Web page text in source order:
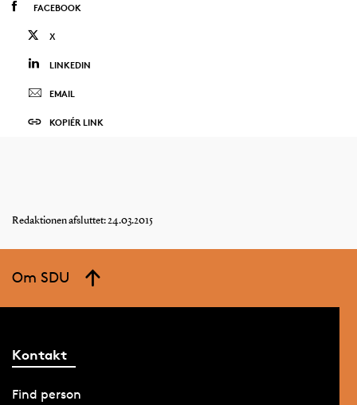
FACEBOOK
X
LINKEDIN
EMAIL
KOPIÉR LINK
Redaktionen afsluttet: 24.03.2015
Om SDU
Kontakt
Find person